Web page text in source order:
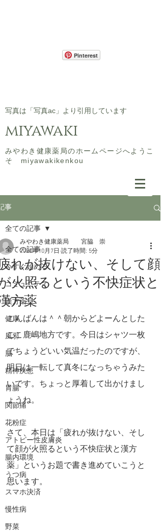
Pinterest
​写真は「写真ac」より引用しています
miyawaki
​みやわき健康薬局のホームページへようこ
そ miyawakikenkou
事
全ての記事
今すぐ始める
コミュニティ
漢方薬
健康
風邪
脳
精神疾患
胃腸
関節痛
花粉症
アトピー性皮膚炎
腸内環境
うつ病
スマホ決済
慢性病
野菜
全ての記事
れが抜けない、そして顔
火照るという不快症状と
方薬
みやわき健康薬局 宮脇 崇
2020年10月7日 読了時間: 5分
こんばんは＾＾朝からどよーんとした
ここ鹿嶋地方です。今日はシャツ一枚
でちょうどいい気温だったのですが、
明日は一転して真冬になっちゃうみた
いです。ちょっと厚着して出かけまし
ょうね。
さて、本日は「疲れが抜けない、そし
て顔が火照るという不快症状と漢方
薬」というお題で書き進めていこうと
思います。